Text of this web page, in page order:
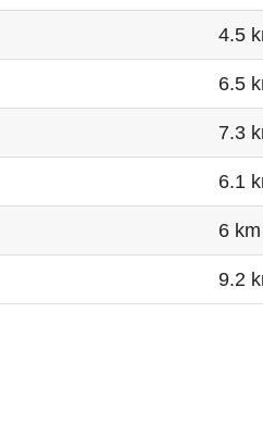
4.5
6.5
7.3
6.1
6 km
9.2